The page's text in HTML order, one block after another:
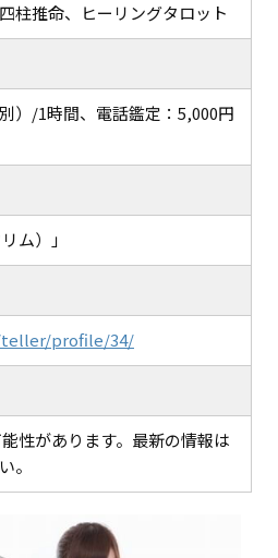
柱推命、ヒーリングタロット
）/1時間、電話鑑定：5,000円
ム）」
profile/34/
性があります。最新の情報は
。